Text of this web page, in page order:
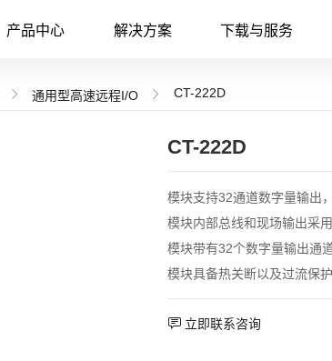
产品中心 解决方案 下载与服务
RTU转PROFIBUS DP网关
RTU转Modbus TCP网关
转Modbus TCP 网关
光电交换机
 通用型高速远程I/O  CT-222D
CT-222D
模块支持32通道数字量输出
模块内部总线和现场输出采
模块带有32个数字量输出通
模块具备热关断以及过流保
 立即联系咨询